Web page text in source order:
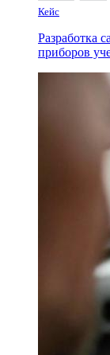
Кейс
Разработка
приборов